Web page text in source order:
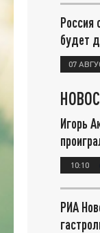
Россия
будет
07
Игорь
10:10
РИА